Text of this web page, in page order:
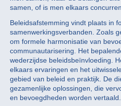
samen, of is men elkaars
Beleidsafstemming vindt plaats in
samenwerkingsverbanden. Zoals
om formele harmonisatie van
communautarisering. Het
wederzijdse beleidsbeïnvloeding.
elkaars ervaringen en het
gebied van beleid en praktijk. De
gezamenlijke oplossingen, die
en bevoegdheden worden vertaald.